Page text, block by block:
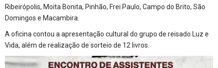
Ribeirópolis, Moita Bonita, Pinhão, Frei Paulo, Campo do Brito, São
Domingos e Macambira.
A oficina contou a apresentação cultural do grupo de reisado Luz e
Vida, além de realização de sorteio de 12 livros.